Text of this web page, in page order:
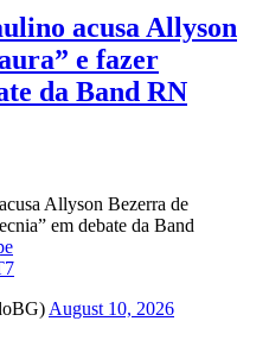
acusa Allyson
e fazer
da Band RN
Allyson Bezerra de
em debate da Band
August 10, 2026